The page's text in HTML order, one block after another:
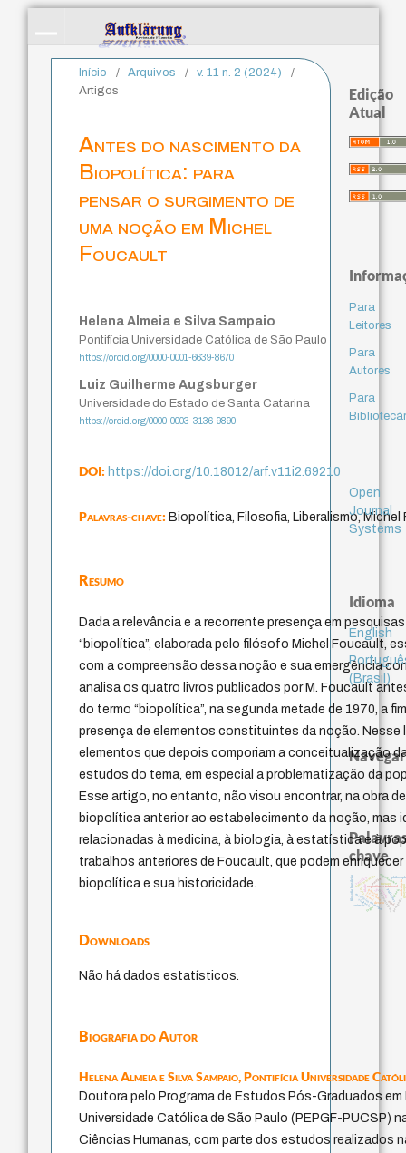
Início / Arquivos / v. 11 n. 2 (2024)
/
Artigos
Antes do nascimento da
Biopolítica: para
pensar o surgimento de
uma noção em Michel
Foucault
Helena Almeia e Silva Sampaio
Pontifícia Universidade Católica de São Paulo
https://orcid.org/0000-0001-6639-8670
Luiz Guilherme Augsburger
Universidade do Estado de Santa Catarina
https://orcid.org/0000-0003-3136-9890
DOI:https://doi.org/10.18012/arf.v11i2.69210
Palavras-chave:Biopolítica, Filosofia, Liberalismo,
Resumo
Dada a relevância e a recorrente presença em
“biopolítica”, elaborada pelo filósofo Michel Foucault,
com a compreensão dessa noção e sua emergência
analisa os quatro livros publicados por M. Foucault
do termo “biopolítica”, na segunda metade de 1970, a
presença de elementos constituintes da noção. Nesse
elementos que depois comporiam a conceitualização
estudos do tema, em especial a problematização da
Esse artigo, no entanto, não visou encontrar, na obra
biopolítica anterior ao estabelecimento da noção, mas
relacionadas à medicina, à biologia, à estatística e à
trabalhos anteriores de Foucault, que podem
biopolítica e sua historicidade.
Downloads
Não há dados estatísticos.
Biografia do Autor
Helena Almeia e Silva Sampaio,Pontifícia Universidade
Doutora pelo Programa de Estudos Pós-Graduados
Universidade Católica de São Paulo (PEPGF-PUCSP)
Ciências Humanas, com parte dos estudos realizados
Edição
Atual
Para
Leitores
Para
Autores
Para
Open
Journal
Systems
Idioma
English
(Brasil)
Navegar
chave
fundamentalismo
jacobi protágoras
experiência temporal
metafísica do tempo género
idade intolerância
homem-medida
filosofia brasileira j.c.m. neto
palavra
perdón
leyes
violencia
guayaquil
logos pedagogia
lei
acquaintance
desejo
sacrifício
bataille
mind
therapy
animais